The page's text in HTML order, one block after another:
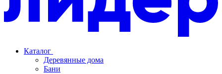
Каталог
Деревянные дома
Бани